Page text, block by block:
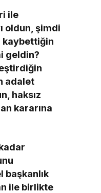
ile
oldun, şimdi
kaybettiğin
geldin?
adalet
haksız
kararına
başkanlık
ile birlikte